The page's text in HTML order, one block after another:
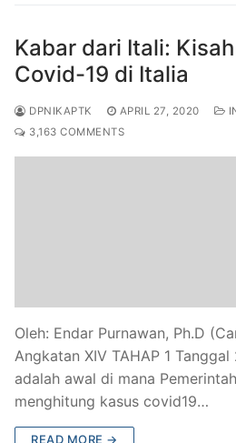
Kabar dari Itali:
Covid-19 di Italia
DPNIKAPTK APRIL 27, 2020
3,163 COMMENTS
Oleh: Endar Purnawan, Ph.D
Angkatan XIV TAHAP 1
adalah awal di mana
menghitung kasus covid19…
READ MORE →